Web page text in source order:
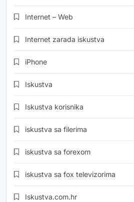
Internet – Web
Internet zarada iskustva
iPhone
Iskustva
Iskustva korisnika
iskustva sa filerima
iskustva sa forexom
iskustva sa fox televizorima
Iskustva.com.hr